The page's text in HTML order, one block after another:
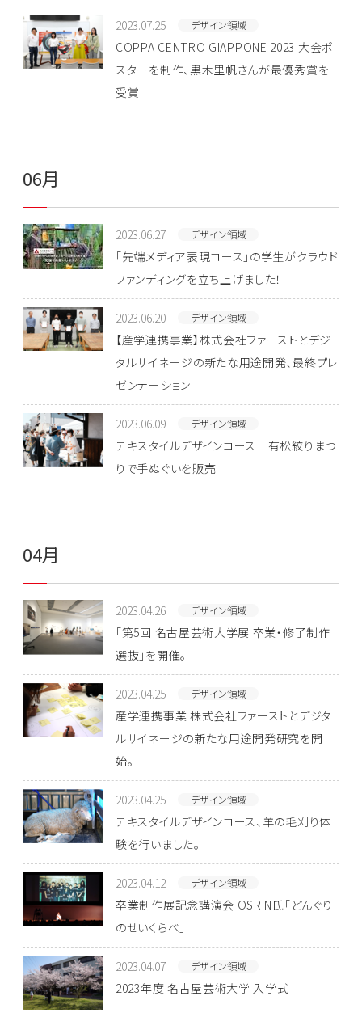
2023.07.25 デザイン領域
COPPA CENTRO GIAPPONE 2023 大会ポ
スターを制作、黒木里帆さんが最優秀賞を
受賞
06月
2023.06.27 デザイン領域
「先端メディア表現コース」の学生がクラウド
ファンディングを立ち上げました！
2023.06.20 デザイン領域
【産学連携事業】株式会社ファーストとデジ
タルサイネージの新たな用途開発、最終プレ
ゼンテーション
2023.06.09 デザイン領域
テキスタイルデザインコース 有松絞りまつ
りで手ぬぐいを販売
04月
2023.04.26 デザイン領域
「第5回 名古屋芸術大学展 卒業・修了制作
選抜」を開催。
2023.04.25 デザイン領域
産学連携事業 株式会社ファーストとデジタ
ルサイネージの新たな用途開発研究を開
始。
2023.04.25 デザイン領域
テキスタイルデザインコース、羊の毛刈り体
験を行いました。
2023.04.12 デザイン領域
卒業制作展記念講演会 OSRIN氏「どんぐり
のせいくらべ」
2023.04.07 デザイン領域
2023年度 名古屋芸術大学 入学式